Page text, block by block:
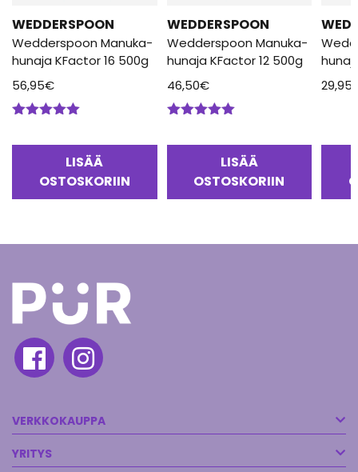
WEDDERSPOON
Wedderspoon Manuka-
hunaja KFactor 16 500g
56,95€
LISÄÄ
OSTOSKORIIN
WEDDERSPOON
Wedderspoon Manuka-
hunaja KFactor 12 500g
46,50€
LISÄÄ
OSTOSKORIIN
29,95
VERKKOKAUPPA
YRITYS